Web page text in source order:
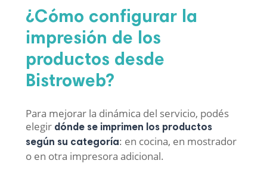
¿Cómo configurar la
impresión de los
productos desde
Bistroweb?
Para mejorar la dinámica del servicio, podés
elegir dónde se imprimen los productos
según su categoría: en cocina, en mostrador
o en otra impresora adicional.